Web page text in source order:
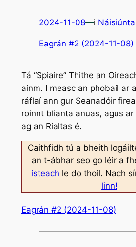
2024-11-08—i Náisiúnta
Eagrán #2 (2024-11-08)
Tá “Spiaire” Thithe an
ainm. I measc an phobail ar
ráflaí ann gur Seanadóir
roinnt blianta anuas, agus
ag an Rialtas é.
Caithfidh tú a bheith
an t-ábhar seo go léir a
isteach le do thoil. Nach
linn!
Eagrán #2 (2024-11-08)